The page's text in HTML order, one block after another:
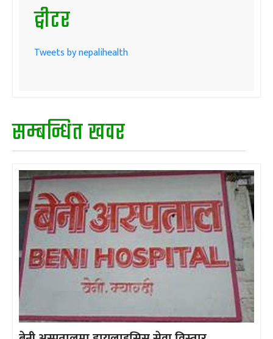
ट्वीटर
Tweets by nepalihealth
सम्बन्धित खवर